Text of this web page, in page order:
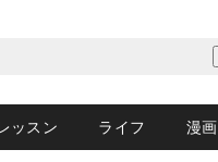
ッスン ライフ 漫画